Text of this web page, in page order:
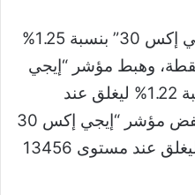
وأشار إلى تراجع مؤشر “إيجي إكس 30” بنسبة 1.25%
عند مستوى 30617 نقطة، وهبط مؤشر “إيجي
إكس 30 محدد الأوزان” بنسبة 1.22% ليغلق عند
مستوى 37916 نقطة، وانخفض مؤشر “إيجي إكس 30
للعائد الكلي” بنسبة 1.24% ليغلق عند مستوى 13456